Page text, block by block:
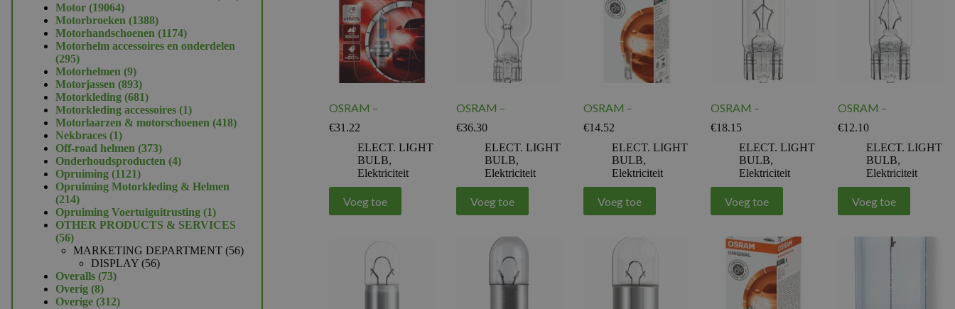
OSRAM –
€31.22
ELECT. LIGHT
BULB,
Elektriciteit
Voeg toe
OSRAM –
€36.30
ELECT. LIGHT
BULB,
Elektriciteit
Voeg toe
OSRAM –
€14.52
ELECT. LIGHT
BULB,
Elektriciteit
Voeg toe
OSRAM –
€18.15
ELECT. LIGHT
BULB,
Elektriciteit
Voeg toe
OSRAM –
€12.10
ELECT. LIGHT
BULB,
Elektriciteit
Voeg toe
Motor 1906419064
producten
Motorbroeken 13881388
producten
Motorhandschoenen 11741174
producten
Motorhelm accessoires en onderdelen
295295
producten
Motorhelmen 99
producten
Motorjassen 893893
producten
Motorkleding 681681
producten
Motorkleding accessoires 11
product
Motorlaarzen & motorschoenen 418418
Nekbraces 11
product
Off-road helmen 373373
producten
Onderhoudsproducten 44
Opruiming 11211121
producten
Opruiming Motorkleding & Helmen
214214
producten
Opruiming Voertuiguitrusting 11
product
OTHER PRODUCTS & SERVICES
5656
producten
MARKETING DEPARTMENT 5656
DISPLAY 5656
Overalls 7373
Overig 88
producten
Overige 312312